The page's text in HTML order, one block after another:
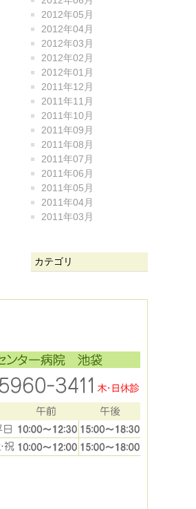
2012年05月
2012年04月
2012年03月
2012年02月
2012年01月
2011年12月
2011年11月
2011年10月
2011年09月
2011年08月
2011年07月
2011年06月
2011年05月
2011年04月
2011年03月
カテゴリ